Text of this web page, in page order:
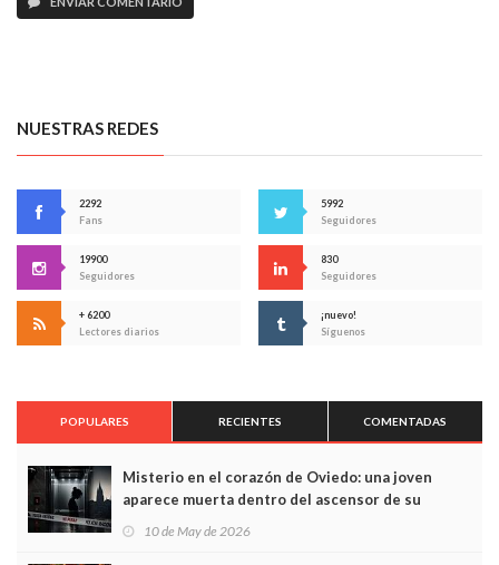
NUESTRAS REDES
2292
Fans
5992
Seguidores
19900
Seguidores
830
Seguidores
+ 6200
Lectores diarios
¡nuevo!
Síguenos
POPULARES RECIENTES COMENTADAS
Misterio en el corazón de Oviedo: una joven
aparece muerta dentro del ascensor de su
edificio y las cámaras captan sus últimos minutos
10 de May de 2026